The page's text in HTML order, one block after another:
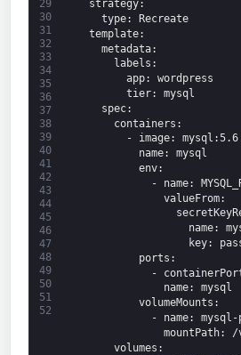
29
30
31
32
33
34
35
36
37
38
39
40
41
42
43
44
45
46
47
48
49
50
51
52
strategy:
type: Recreate
template:
metadata:
labels :
app: wordpress
tier: mysql
spec:
containers :
-
image: mysql :5.6
name: mysql
env:
-
name:
valueFrom:
name:
key:
ports :
-
name: mysql
volumeMounts :
-
name: mysql-
mountPath: /
volumes :